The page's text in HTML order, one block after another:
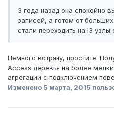
3 года назад она спокойно
записей, а потом от
стали переходить на l3 узлы
Немного встряну, простите.
Access деревья на более
агрегации с подключением
Изменено 5 марта, 2015